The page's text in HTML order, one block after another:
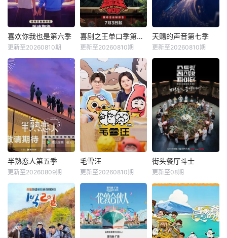
喜欢你我也是第六季
更新至20260810期
喜剧之王单口季第三季
更新至20260810期
天赐的声音第七季
更新至20260810期
半熟恋人第五季
更新至20260809期
毛雪汪
更新至20260810期
街头餐厅斗士
更新至08期